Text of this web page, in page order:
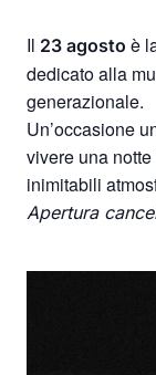
Il 23 agosto è
dedicato alla
generazionale.
Un’occasione
vivere una
inimitabili
Apertura